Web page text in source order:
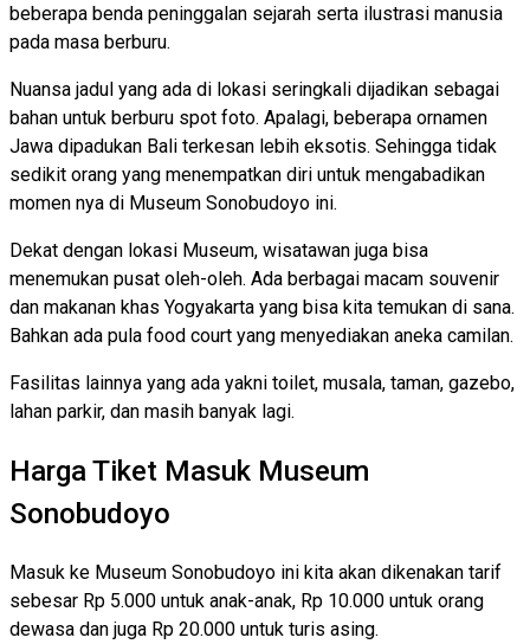
beberapa benda peninggalan sejarah serta ilustrasi manusia
pada masa berburu.
Nuansa jadul yang ada di lokasi seringkali dijadikan sebagai
bahan untuk berburu spot foto. Apalagi, beberapa ornamen
Jawa dipadukan Bali terkesan lebih eksotis. Sehingga tidak
sedikit orang yang menempatkan diri untuk mengabadikan
momen nya di Museum Sonobudoyo ini.
Dekat dengan lokasi Museum, wisatawan juga bisa
menemukan pusat oleh-oleh. Ada berbagai macam souvenir
dan makanan khas Yogyakarta yang bisa kita temukan di sana.
Bahkan ada pula food court yang menyediakan aneka camilan.
Fasilitas lainnya yang ada yakni toilet, musala, taman, gazebo,
lahan parkir, dan masih banyak lagi.
Harga Tiket Masuk Museum
Sonobudoyo
Masuk ke Museum Sonobudoyo ini kita akan dikenakan tarif
sebesar Rp 5.000 untuk anak-anak, Rp 10.000 untuk orang
dewasa dan juga Rp 20.000 untuk turis asing.